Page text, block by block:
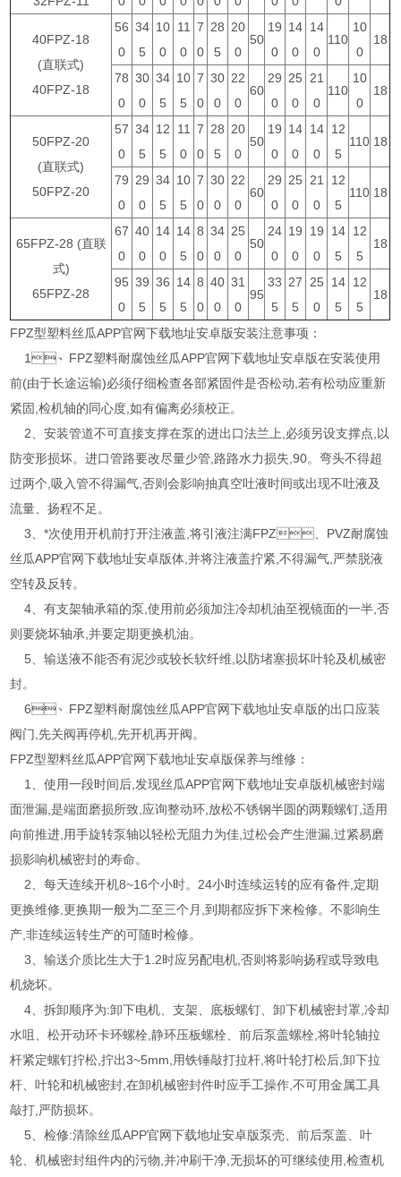
40FPZ-18
(直联式)
40FPZ-18
56
0
34
5
10
0
11
0
7
0
28
5
20
0
50
19
0
14
0
14
0
110
10
0
18
78
0
30
0
34
5
10
5
7
0
30
0
22
0
60
29
0
25
0
21
0
110
10
0
18
50FPZ-20
(直联式)
50FPZ-20
57
0
34
5
12
5
11
0
7
0
28
5
20
0
50
19
0
14
0
14
0
12
5
110 18
79
0
29
0
34
5
10
5
7
0
30
0
22
0
60
29
0
25
0
21
0
12
5
110 18
65FPZ-28 (直联
式)
65FPZ-28
67
0
40
0
14
0
14
5
8
0
34
0
25
0
50
24
0
19
0
19
0
14
5
12
5
18
95
0
39
5
36
5
14
5
8
0
40
0
31
0
95
33
5
27
5
25
0
14
5
12
5
18
FPZ型塑料丝瓜APP官网下载地址安卓版安装注意事项：
1、FPZ塑料耐腐蚀丝瓜APP官网下载地址安卓版在安装使用
前(由于长途运输)必须仔细检查各部紧固件是否松动,若有松动应重新
紧固,检机轴的同心度,如有偏离必须校正。
2、安装管道不可直接支撑在泵的进出口法兰上,必须另设支撑点,以
防变形损坏。进口管路要改尽量少管,路路水力损失,90。弯头不得超
过两个,吸入管不得漏气,否则会影响抽真空吐液时间或出现不吐液及
流量、扬程不足。
3、*次使用开机前打开注液盖,将引液注满FPZ、PVZ耐腐蚀
丝瓜APP官网下载地址安卓版体,并将注液盖拧紧,不得漏气,严禁脱液
空转及反转。
4、有支架轴承箱的泵,使用前必须加注冷却机油至视镜面的一半,否
则要烧坏轴承,并要定期更换机油。
5、输送液不能否有泥沙或较长软纤维,以防堵塞损坏叶轮及机械密
封。
6、FPZ塑料耐腐蚀丝瓜APP官网下载地址安卓版的出口应装
阀门,先关阀再停机,先开机再开阀。
FPZ型塑料丝瓜APP官网下载地址安卓版保养与维修：
1、使用一段时间后,发现丝瓜APP官网下载地址安卓版机械密封端
面泄漏,是端面磨损所致,应询整动环,放松不锈钢半圆的两颗螺钉,适用
向前推进,用手旋转泵轴以轻松无阻力为佳,过松会产生泄漏,过紧易磨
损影响机械密封的寿命。
2、每天连续开机8~16个小时。24小时连续运转的应有备件,定期
更换维修,更换期一般为二至三个月,到期都应拆下来检修。不影响生
产,非连续运转生产的可随时检修。
3、输送介质比生大于1.2时应另配电机,否则将影响扬程或导致电
机烧坏。
4、拆卸顺序为:卸下电机、支架、底板螺钉、卸下机械密封罩,冷却
水咀、松开动环卡环螺栓,静环压板螺栓、前后泵盖螺栓,将叶轮轴拉
杆紧定螺钉拧松,拧出3~5mm,用铁锤敲打拉杆,将叶轮打松后,卸下拉
杆、叶轮和机械密封,在卸机械密封件时应手工操作,不可用金属工具
敲打,严防损坏。
5、检修:清除丝瓜APP官网下载地址安卓版泵壳、前后泵盖、叶
轮、机械密封组件内的污物,并冲刷干净,无损坏的可继续使用,检查机